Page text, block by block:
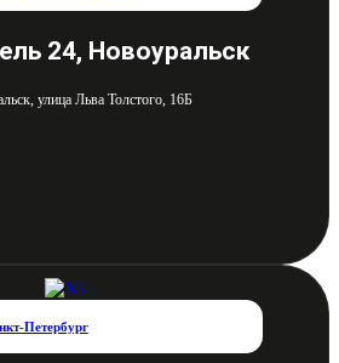
24, Новоуральск
улица Льва Толстого, 16Б
Петербург